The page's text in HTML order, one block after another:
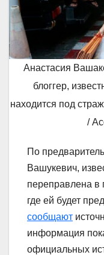
Анастасия
блоггер,
находится под
/
По
Вашукевич,
переправлена
где ей будет
сообщают
информация
официальных